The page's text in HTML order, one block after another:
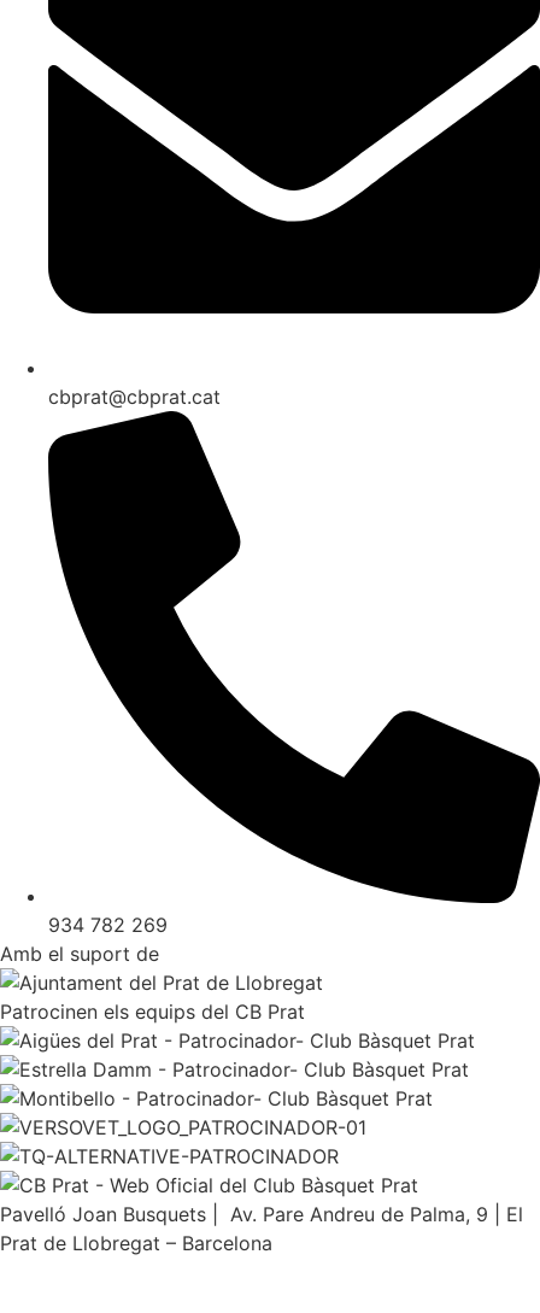
cbprat@cbprat.cat
934 782 269
Amb el suport de
Patrocinen els equips del CB Prat
Pavelló Joan Busquets | Av. Pare Andreu de Palma, 9 | El
Prat de Llobregat – Barcelona